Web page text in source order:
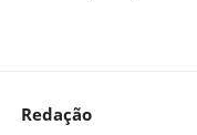
Redação